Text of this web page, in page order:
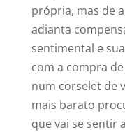
própria, mas de
adianta
sentimental e
com a compra
num corselet de
mais barato
que vai se sentir